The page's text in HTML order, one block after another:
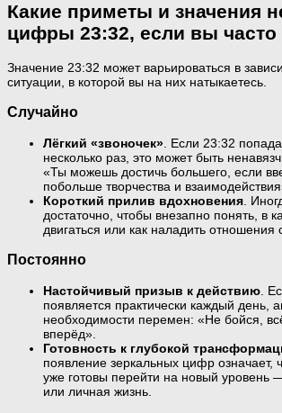
Какие приметы и значения
цифры 23:32, если вы часто
Значение 23:32 может варьироваться в
ситуации, в которой вы на них натыкаетесь.
Случайно
Лёгкий «звоночек» . Если 23:32
несколько раз, это может быть
«Ты можешь достичь большего, если
побольше творчества и
Короткий прилив вдохновения .
достаточно, чтобы внезапно понять, в
двигаться или как наладить отношения
Постоянно
Настойчивый призыв к действию .
появляется практически каждый день,
необходимости перемен: «Не бойся,
вперёд».
Готовность к глубокой
появление зеркальных цифр означает,
уже готовы перейти на новый уровень
или личная жизнь.